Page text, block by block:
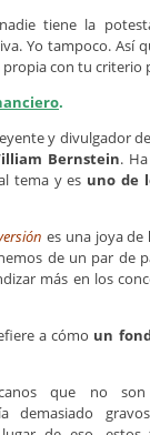
tiene la
Yo tampoco. Así
con tu criterio
.
y divulgador
Bernstein.
tema y es uno de
es una joya de
de un par de
más en los
a cómo un
que no
demasiado